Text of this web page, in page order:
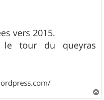
vers 2015.
le tour du queyras